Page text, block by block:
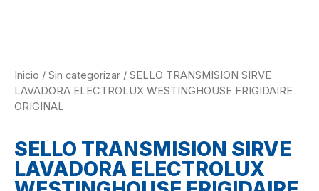
Inicio / Sin categorizar / SELLO TRANSMISION SIRVE
LAVADORA ELECTROLUX WESTINGHOUSE FRIGIDAIRE
ORIGINAL
SELLO TRANSMISION SIRVE
LAVADORA ELECTROLUX